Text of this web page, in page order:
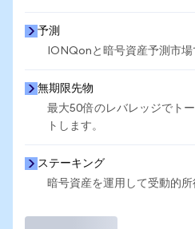
予測
IONQonと暗号資産予測市場
無期限先物
最大50倍のレバレッジでト
トします。
ステーキング
暗号資産を運用して受動的所